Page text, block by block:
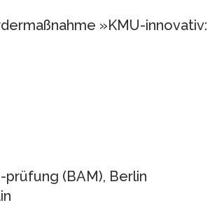
»KMU-innovativ:
(BAM), Berlin